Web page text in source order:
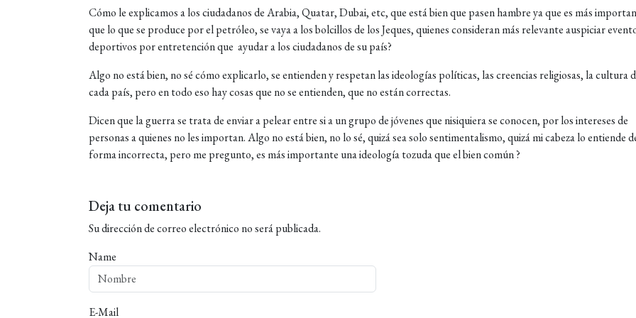
Cómo le explicamos a los ciudadanos de Arabia, Quatar, Dubai, etc, que está bien que pasen hambre ya que es más
que lo que se produce por el petróleo, se vaya a los bolcillos de los Jeques, quienes consideran más relevante auspiciar
deportivos por entretención que ayudar a los ciudadanos de su país?
Algo no está bien, no sé cómo explicarlo, se entienden y respetan las ideologías políticas, las creencias religiosas, la cultura
cada país, pero en todo eso hay cosas que no se entienden, que no están correctas.
Dicen que la guerra se trata de enviar a pelear entre si a un grupo de jóvenes que nisiquiera se conocen, por los intereses de
personas a quienes no les importan. Algo no está bien, no lo sé, quizá sea solo sentimentalismo, quizá mi cabeza lo entiende
forma incorrecta, pero me pregunto, es más importante una ideología tozuda que el bien común ?
Deja tu comentario
Su dirección de correo electrónico no será publicada.
Name
E-Mail